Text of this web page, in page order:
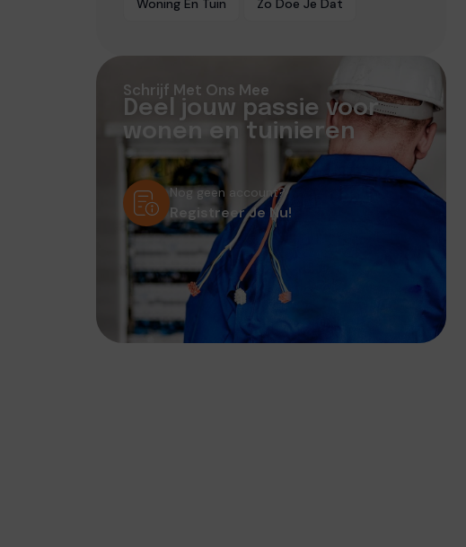
Woning En Tuin Zo Doe Je Dat
Schrijf Met Ons Mee
Deel jouw passie voor
wonen en tuinieren
Nog geen account?
Registreer Je Nu!